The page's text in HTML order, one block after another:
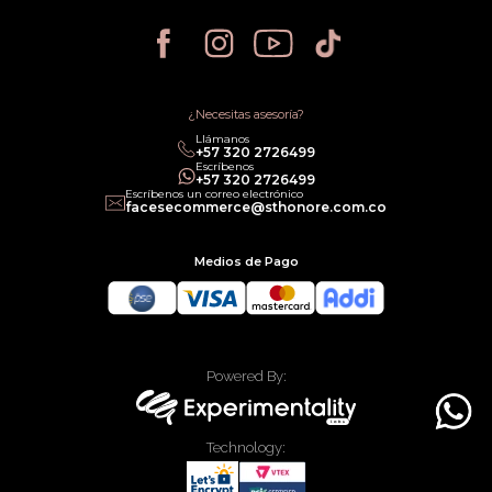
Política de Privacidad
Política de Cancelación
Política legal de Gift Cards¿Necesitas asesoría?
Llámanos
‎+57 320 2726499
Escríbenos
‎+57 320 2726499
Escríbenos un correo electrónico
facesecommerce@sthonore.com.co
Medios de Pago
Powered By:
Technology: